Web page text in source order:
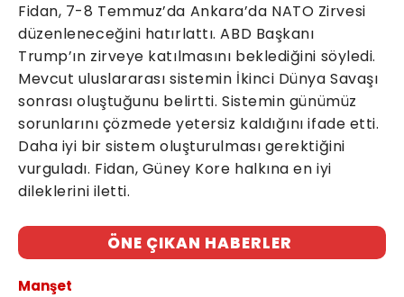
Fidan, 7-8 Temmuz’da Ankara’da NATO Zirvesi
düzenleneceğini hatırlattı. ABD Başkanı
Trump’ın zirveye katılmasını beklediğini söyledi.
Mevcut uluslararası sistemin İkinci Dünya Savaşı
sonrası oluştuğunu belirtti. Sistemin günümüz
sorunlarını çözmede yetersiz kaldığını ifade etti.
Daha iyi bir sistem oluşturulması gerektiğini
vurguladı. Fidan, Güney Kore halkına en iyi
dileklerini iletti.
ÖNE ÇIKAN HABERLER
Manşet